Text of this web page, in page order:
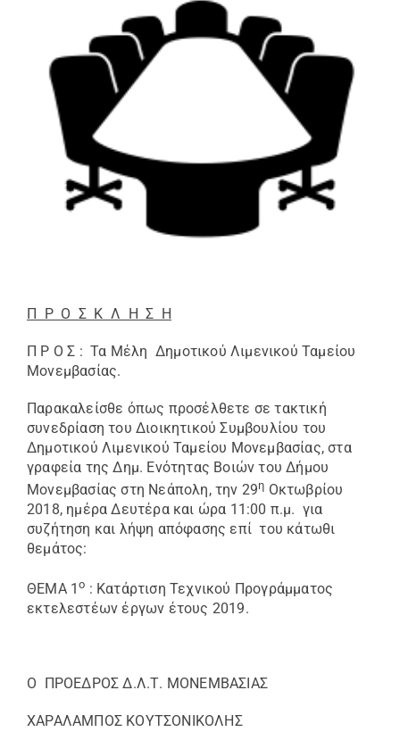
Π Ρ Ο Σ Κ Λ Η Σ Η
Π Ρ Ο Σ : Τα Μέλη Δημοτικού Λιμενικoύ Ταμείου
Μονεμβασίας.
Παρακαλείσθε όπως προσέλθετε σε τακτική
συνεδρίαση του Διοικητικού Συμβουλίου του
Δημοτικού Λιμενικού Ταμείου Μονεμβασίας, στα
γραφεία της Δημ. Ενότητας Βοιών του Δήμου
Μονεμβασίας στη Νεάπολη, την 29η Οκτωβρίου
2018, ημέρα Δευτέρα και ώρα 11:00 π.μ. για
συζήτηση και λήψη απόφασης επί του κάτωθι
θεμάτος:
ΘΕΜΑ 1ο : Κατάρτιση Τεχνικού Προγράμματος
εκτελεστέων έργων έτους 2019.
Ο ΠΡΟΕΔΡΟΣ Δ.Λ.Τ. ΜΟΝΕΜΒΑΣΙΑΣ
ΧΑΡΑΛΑΜΠΟΣ ΚΟΥΤΣΟΝΙΚΟΛΗΣ